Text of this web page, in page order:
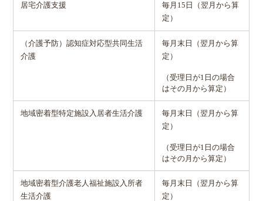
居宅介護支援
毎月15日（翌月から算
定）
（介護予防）認知症対応型共同生活
介護
毎月末日（翌月から算
定）
（受理日が1日の場合
はその月から算定）
地域密着型特定施設入居者生活介護
毎月末日（翌月から算
定）
（受理日が1日の場合
はその月から算定）
地域密着型介護老人福祉施設入所者
生活介護
毎月末日（翌月から算
定）